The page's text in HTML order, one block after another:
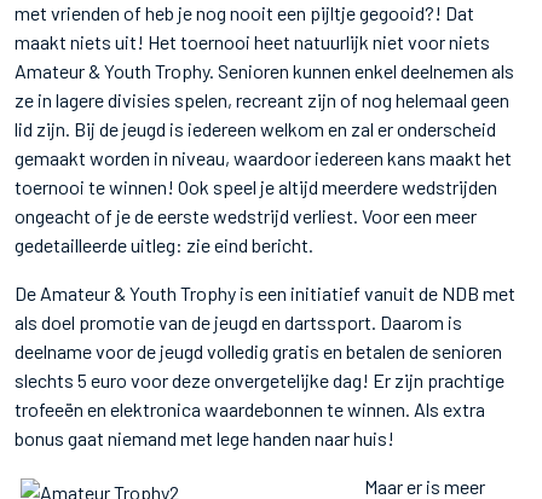
met vrienden of heb je nog nooit een pijltje gegooid?! Dat
maakt niets uit! Het toernooi heet natuurlijk niet voor niets
Amateur & Youth Trophy. Senioren kunnen enkel deelnemen als
ze in lagere divisies spelen, recreant zijn of nog helemaal geen
lid zijn. Bij de jeugd is iedereen welkom en zal er onderscheid
gemaakt worden in niveau, waardoor iedereen kans maakt het
toernooi te winnen! Ook speel je altijd meerdere wedstrijden
ongeacht of je de eerste wedstrijd verliest. Voor een meer
gedetailleerde uitleg: zie eind bericht.
De Amateur & Youth Trophy is een initiatief vanuit de NDB met
als doel promotie van de jeugd en dartssport. Daarom is
deelname voor de jeugd volledig gratis en betalen de senioren
slechts 5 euro voor deze onvergetelijke dag! Er zijn prachtige
trofeeën en elektronica waardebonnen te winnen. Als extra
bonus gaat niemand met lege handen naar huis!
Maar er is meer